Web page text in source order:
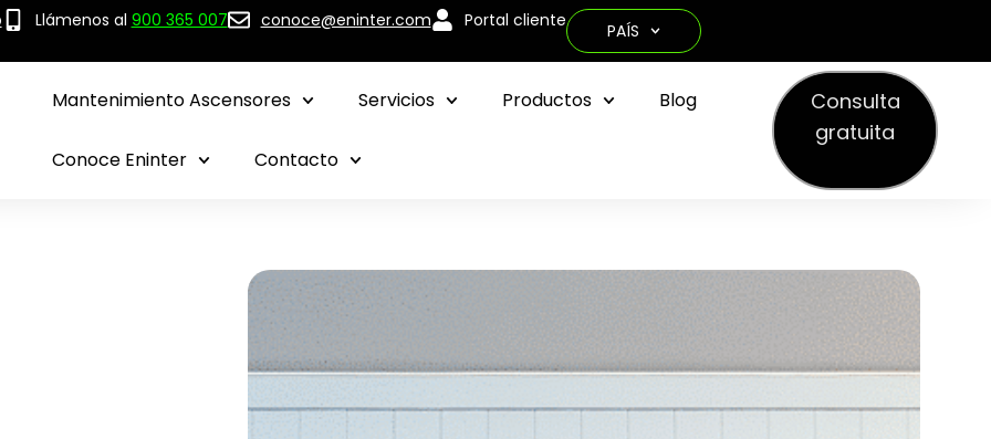
Llámenos al 900 365 007 conoce@eninter.com Portal cliente PAÍS
Mantenimiento Ascensores Servicios Productos Blog
Conoce Eninter Contacto
Consulta
gratuita